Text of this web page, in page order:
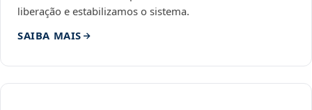
liberação e estabilizamos o sistema.
SAIBA MAIS